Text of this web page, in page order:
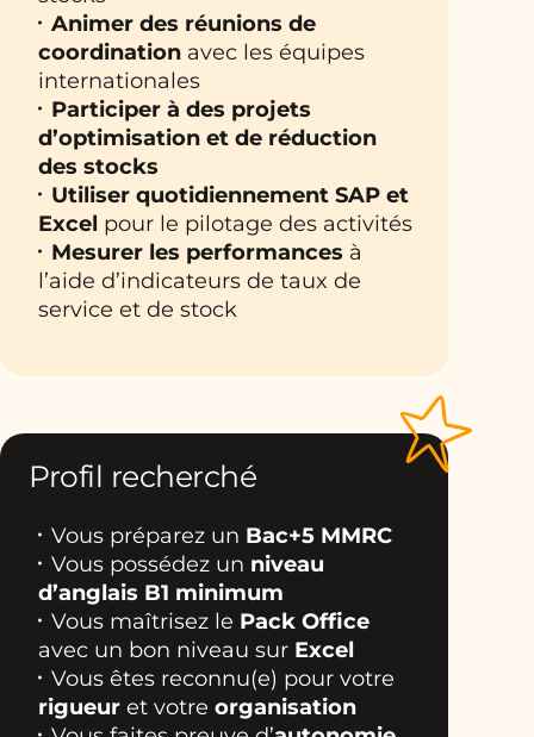
Animer des réunions de
coordination avec les équipes
internationales
Participer à des projets
d’optimisation et de réduction
des stocks
Utiliser quotidiennement SAP et
Excel pour le pilotage des activités
Mesurer les performances à
l’aide d’indicateurs de taux de
service et de stock
Profil recherché
Vous préparez un Bac+5 MMRC
Vous possédez un niveau
d’anglais B1 minimum
Vous maîtrisez le Pack Office
avec un bon niveau sur Excel
Vous êtes reconnu(e) pour votre
rigueur et votre organisation